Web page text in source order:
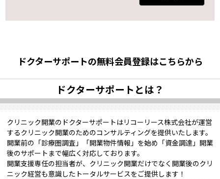
ドクターサポートの無料会員登録はこちらから
ドクターサポートとは？
クリニック開業のドクターサポートはリコーリース株式会社が運営
するクリニック開業のためのコンサルティングを提供いたします。
開業前の「診療圏調査」「開業物件情報」を始め「資金調達」開業
後のサポートまで幅広く対応しております。
開業支援専任の担当者が、クリニック開業だけでなく開業後のクリ
ニック経営も意識したトータルサービスをご提供します！